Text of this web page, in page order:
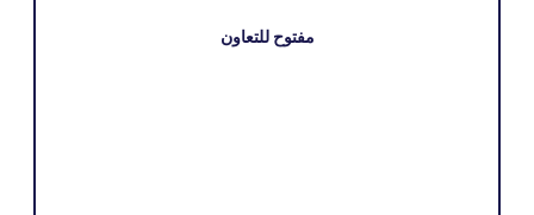
مفتوح للتعاون